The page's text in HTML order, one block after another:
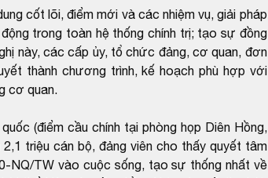
cốt lõi, điểm mới và các nhiệm vụ, giải pháp
trong toàn hệ thống chính trị; tạo sự đồng
này, các cấp ủy, tổ chức đảng, cơ quan, đơn
thành chương trình, kế hoạch phù hợp với
cơ quan.
(điểm cầu chính tại phòng họp Diên Hồng,
triệu cán bộ, đảng viên cho thấy quyết tâm
NQ/TW vào cuộc sống, tạo sự thống nhất về